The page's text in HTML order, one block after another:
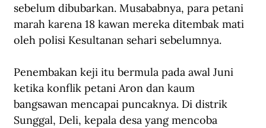
sebelum dibubarkan. Musababnya, para petani
marah karena 18 kawan mereka ditembak mati
oleh polisi Kesultanan sehari sebelumnya.
Penembakan keji itu bermula pada awal Juni
ketika konflik petani Aron dan kaum
bangsawan mencapai puncaknya. Di distrik
Sunggal, Deli, kepala desa yang mencoba